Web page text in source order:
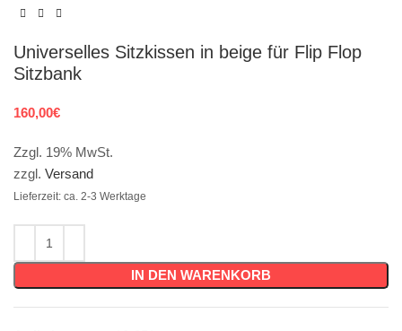
Universelles Sitzkissen in beige für Flip Flop
Sitzbank
160,00€
Zzgl. 19% MwSt.
zzgl. Versand
Lieferzeit: ca. 2-3 Werktage
IN DEN WARENKORB